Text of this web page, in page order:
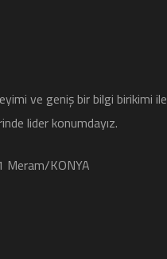
ve geniş bir bilgi birikimi ile
lider konumdayız.
Meram/KONYA